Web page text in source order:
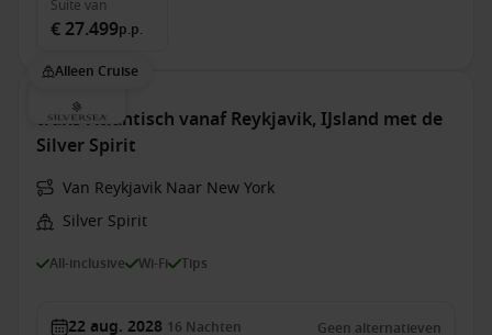
Suite van
€ 27.499p.p.
Alleen Cruise
trans-Atlantisch vanaf Reykjavik, IJsland met de
Silver Spirit
Van Reykjavik Naar New York
Silver Spirit
All-inclusive Wi-Fi Tips
22 aug. 2028 16 Nachten Geen alternatieven